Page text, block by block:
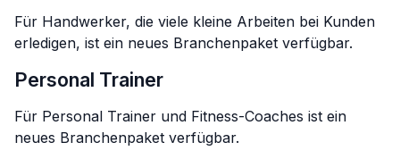
Für Handwerker, die viele kleine Arbeiten bei Kunden
erledigen, ist ein neues Branchenpaket verfügbar.
Personal Trainer
Für Personal Trainer und Fitness-Coaches ist ein
neues Branchenpaket verfügbar.